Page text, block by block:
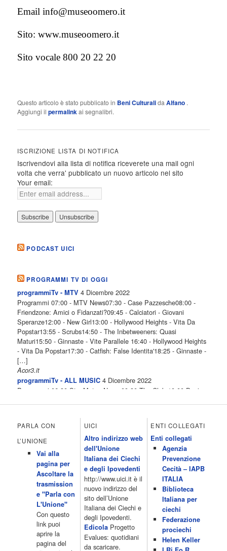
Email info@museoomero.it
Sito: www.museoomero.it
Sito vocale 800 20 22 20
Questo articolo è stato pubblicato in Beni CulturalidaAlfano .
Aggiungi ilpermalinkai segnalibri.
ISCRIZIONE LISTA DI NOTIFICA
Iscrivendovi alla lista di notifica riceverete una mail ogni
volta che verra' pubblicato un nuovo articolo nel sito
Your email:
PODCAST UICI
PROGRAMMI TV DI OGGI
programmiTv - MTV 4 Dicembre 2022
Programmi 07:00 - MTV News07:30 - Case Pazzesche08:00 -
Friendzone: Amici o Fidanzati?09:45 - Calciatori - Giovani
Speranze12:00 - New Girl13:00 - Hollywood Heights - Vita Da
Popstar13:55 - Scrubs14:50 - The Inbetweeners: Quasi
Maturi15:50 - Ginnaste - Vite Parallele 16:40 - Hollywood Heights
- Vita Da Popstar17:30 - Catfish: False Identita'18:25 - Ginnaste -
[…]
Acor3.it
programmiTv - ALL MUSIC 4 Dicembre 2022
Programmi 06.30 Star.Meteo.News 09.30 The Club 10.00 Deejay
All News 16.05 Rotazione musicale 19.00 All News 19.05 The
Club 19.30 19.30 Human Guinea Pigs 20.00 Inbox 21.00 Code
Monkeys 21.30 Sons of Butcher […]
programmiTv - ITALIA 1 4 Dicembre 2022
Programmi 06.35 Cartoni Animati 09.05 Telefilm:Starsky & Hutch
10.10 Telefilm:Supercar 12.15 12.15 Secondo voi 12.25 Studio
Aperto 13.00 Studio Sport 13.40 Cartoni animati 14.30 I Simpson
15.00 Telefilm:Paso adelante 15.55 15.55 Telefilm:Wildfire 16.50
Cartoni animati 18.30 Studio Aperto 19.05 Don Luca c'� 19.35
19.35 Medici miei 20.05 Camera caf� 20.30 La ruota della
fortuna 21.10 […]
Acor3.it
programmiTv - LA 7
4 Dicembre 2022
PARLA CON
L’UNIONE
Vai alla
pagina per
Ascoltare la
trasmission
e "Parla con
L'Unione"
Con questo
link puoi
aprire la
pagina del
UICI
Altro indirizzo web
dell'Unione
Italiana dei Ciechi
e degli Ipovedenti
http://www.uici.it è il
nuovo indirizzo del
sito dell’Unione
Italiana dei Ciechi e
degli Ipovedenti.
EdicolaProgetto
Evalues: quotidiani
da scaricare.
ENTI COLLEGATI
Enti collegati
Agenzia
Prevenzione
Cecità – IAPB
ITALIA
Biblioteca
Italiana per
ciechi
Federazione
prociechi
Helen Keller